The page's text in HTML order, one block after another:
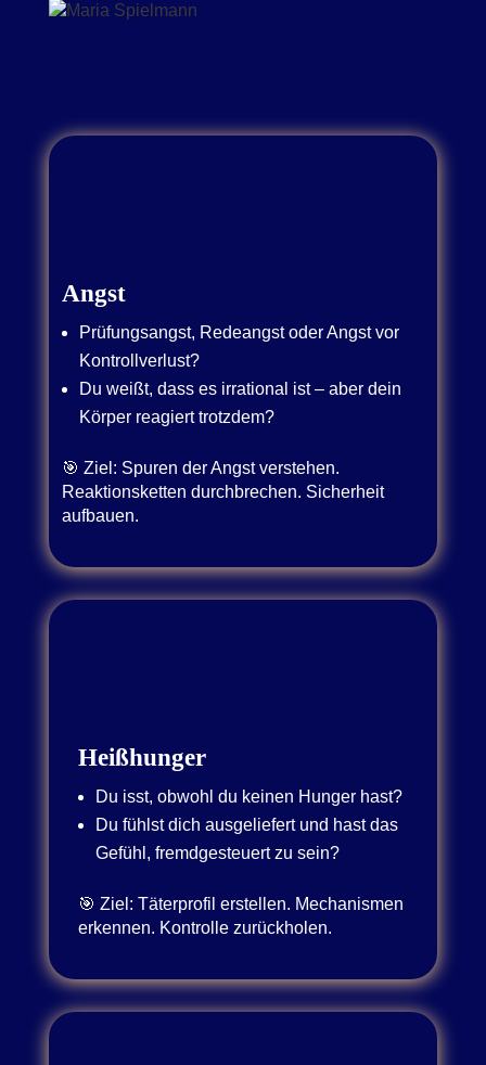
Angst
Prüfungsangst, Redeangst oder Angst vor
Kontrollverlust?
Du weißt, dass es irrational ist – aber dein
Körper reagiert trotzdem?
🎯 Ziel: Spuren der Angst verstehen.
Reaktionsketten durchbrechen. Sicherheit
aufbauen.
Heißhunger
Du isst, obwohl du keinen Hunger hast?
Du fühlst dich ausgeliefert und hast das
Gefühl, fremdgesteuert zu sein?
🎯 Ziel: Täterprofil erstellen. Mechanismen
erkennen. Kontrolle zurückholen.